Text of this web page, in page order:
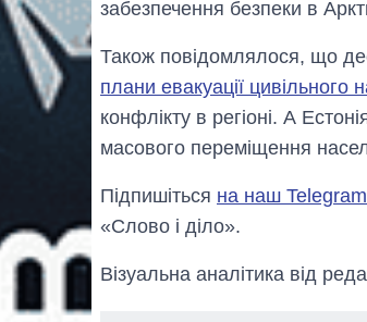
забезпечення безпеки в
Також повідомлялося, що
плани евакуації цивільного
конфлікту в регіоні. А
масового переміщення
Підпишіться на наш
«Слово і діло».
Візуальна аналітика від